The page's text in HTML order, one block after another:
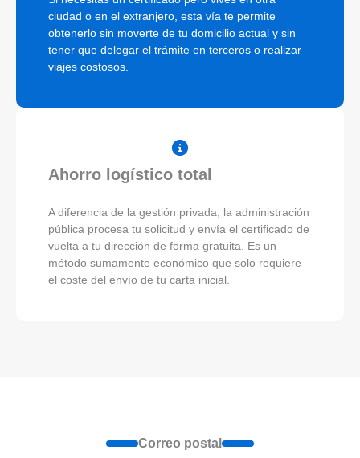
ciudad o en el extranjero, esta vía te permite
obtenerlo sin moverte de tu domicilio actual y sin
tener que delegar el trámite en terceros o realizar
viajes costosos.
Ahorro logístico total
A diferencia de la gestión privada, la administración
pública procesa tu solicitud y envía el certificado de
vuelta a tu dirección de forma gratuita. Es un
método sumamente económico que solo requiere
el coste del envío de tu carta inicial.
Correo postal